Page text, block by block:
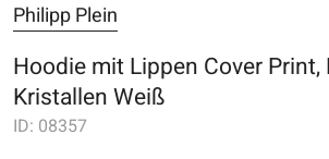
Philipp Plein
Hoodie mit Lippen Cover Print,
Kristallen Weiß
ID: 08357